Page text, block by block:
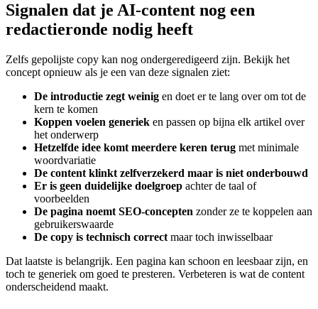
Signalen dat je AI-content nog een
redactieronde nodig heeft
Zelfs gepolijste copy kan nog ondergeredigeerd zijn. Bekijk het
concept opnieuw als je een van deze signalen ziet:
De introductie zegt weinig en doet er te lang over om tot de
kern te komen
Koppen voelen generiek en passen op bijna elk artikel over
het onderwerp
Hetzelfde idee komt meerdere keren terug met minimale
woordvariatie
De content klinkt zelfverzekerd maar is niet onderbouwd
Er is geen duidelijke doelgroep achter de taal of
voorbeelden
De pagina noemt SEO-concepten zonder ze te koppelen aan
gebruikerswaarde
De copy is technisch correct maar toch inwisselbaar
Dat laatste is belangrijk. Een pagina kan schoon en leesbaar zijn, en
toch te generiek om goed te presteren. Verbeteren is wat de content
onderscheidend maakt.